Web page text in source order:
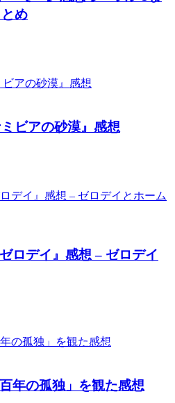
め
ビアの砂漠』感想
ロデイ』感想 – ゼロデイ
年の孤独」を観た感想